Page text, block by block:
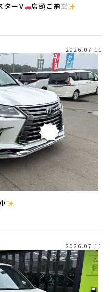
ターV
店頭ご納車
2026.07.11
2026.07.11